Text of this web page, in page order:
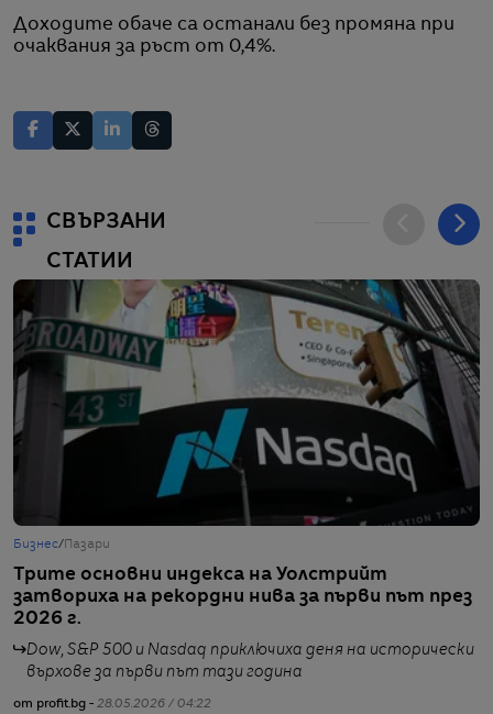
Доходите обаче са останали без промяна при
очаквания за ръст от 0,4%.
СВЪРЗАНИ
СТАТИИ
Бизнес/ Пазари
Трите основни индекса на Уолстрийт
затвориха на рекордни нива за първи път през
2026 г.
Dow, S&P 500 и Nasdaq приключиха деня на исторически
върхове за първи път тази година
от profit.bg - 28.05.2026 / 04:22